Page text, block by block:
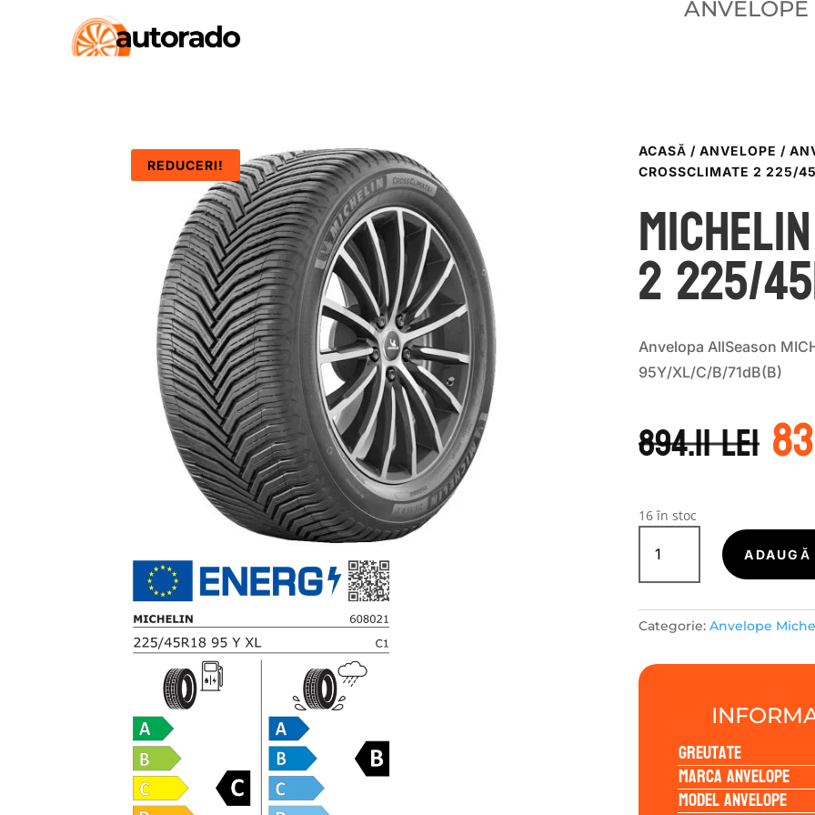
ANVELOPE
REDUCERI!
ACASĂ / ANVELOPE /
CROSSCLIMATE 2 225/
Michelin
2 225/
Anvelopa AllSeason
95Y/XL/C/B/71dB(B)
894.11lei a
16 în stoc
Cantitate
Michelin
CROSSCLIMATE
225/45R18
95Y
ADAUGĂ
Categorie: Anvelope
Greutate
Marca anvelope
Model anvelope